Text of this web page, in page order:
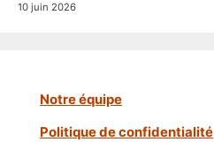
10 juin 2026
Notre équipe
Politique de confidentialité